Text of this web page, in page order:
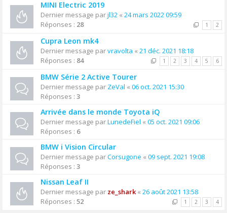
MINI Electric 2019
Dernier message parjl32 « 24 mars 2022 09:59
Réponses : 28 1 2
Cupra Leon mk4
Dernier message parvravolta « 21 déc. 2021 18:18
Réponses : 84 1 2 3 4 5 6
BMW Série 2 Active Tourer
Dernier message par ZeVal « 06 oct. 2021 15:30
Réponses : 3
Arrivée dans le monde Toyota iQ
Dernier message parLunedeFiel « 05 oct. 2021 09:06
Réponses : 6
BMW i Vision Circular
Dernier message parCorsugone « 09 sept. 2021 19:08
Réponses : 3
Nissan Leaf II
Dernier message par ze_shark« 26 août 2021 13:58
Réponses : 52 1 2 3 4